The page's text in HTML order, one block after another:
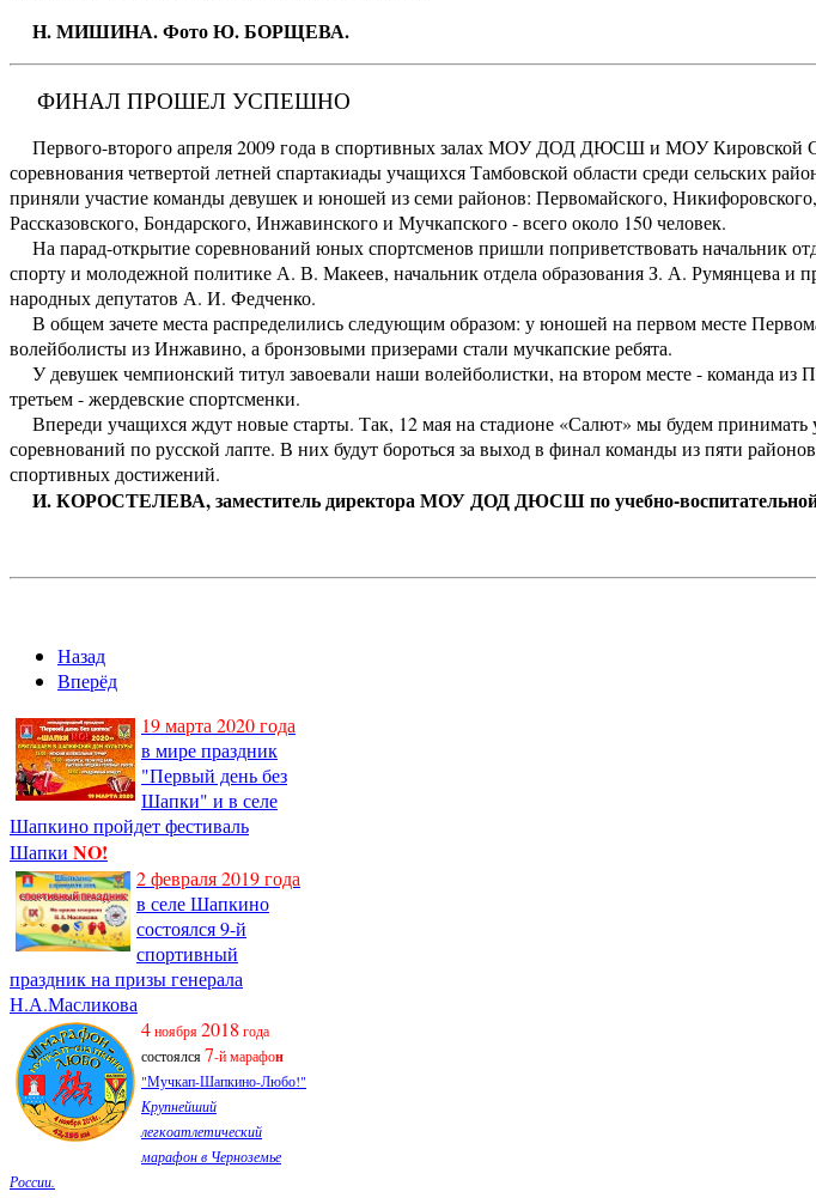
Н. МИШИНА. Фото Ю. БОРЩЕВА.
ФИНАЛ ПРОШЕЛ УСПЕШНО
Первого-второго апреля 2009 года в спортивных залах МОУ ДОД ДЮСШ и МОУ Кировской
соревнования четвертой летней спартакиады учащихся Тамбовской области среди сельских
приняли участие команды девушек и юношей из семи районов: Первомайского,
Рассказовского, Бондарского, Инжавинского и Мучкапского - всего около 150 человек.
На парад-открытие соревнований юных спортсменов пришли поприветствовать начальник
спорту и молодежной политике А. В. Макеев, начальник отдела образования З. А. Румянцева и
народных депутатов А. И. Федченко.
В общем зачете места распределились следующим образом: у юношей на первом месте
волейболисты из Инжавино, а бронзовыми призерами стали мучкапские ребята.
У девушек чемпионский титул завоевали наши волейболистки, на втором месте - команда из
третьем - жердевские спортсменки.
Впереди учащихся ждут новые старты. Так, 12 мая на стадионе «Салют» мы будем принимать
соревнований по русской лапте. В них будут бороться за выход в финал команды из пяти
спортивных достижений.
И. КОРОСТЕЛЕВА, заместитель директора МОУ ДОД ДЮСШ по учебно-воспитательной
Назад
Вперёд
19 марта 2020 года
в мире праздник
"Первый день без
Шапки" и в селе
Шапкино пройдет фестиваль
Шапки NO!
2 февраля 2019 года
в селе Шапкино
состоялся 9-й
спортивный
праздник на призы генерала
Н.А.Масликова
4ноября2018 года
состоялся7-й марафон
"Мучкап-Шапкино-Любо!"
Крупнейший
легкоатлетический
марафон в Черноземье
России.